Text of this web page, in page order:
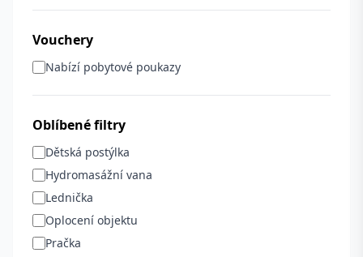
Vouchery
Nabízí pobytové poukazy
Oblíbené filtry
Dětská postýlka
Hydromasážní vana
Lednička
Oplocení objektu
Pračka